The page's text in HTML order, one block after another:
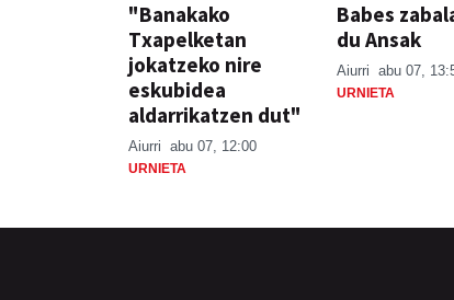
"Banakako
Txapelketan
jokatzeko nire
eskubidea
aldarrikatzen dut"
Aiurri abu 07, 12:00
URNIETA
Babes
du Ansak
Aiurri abu 07,
URNIETA